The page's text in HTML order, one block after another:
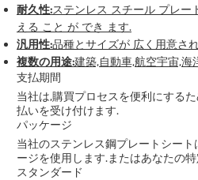
耐久性:ステンレス スチール プレー
える こと が でき ます.
汎用性:品種とサイズが 広く用意さ
複数の用途:建築,自動車,航空宇宙,
支払期間
当社は,購買プロセスを便利にする
払いを受け付けます.
パッケージ
当社のステンレス鋼プレートシー
ージを使用します.またはあなたの
スタンダード